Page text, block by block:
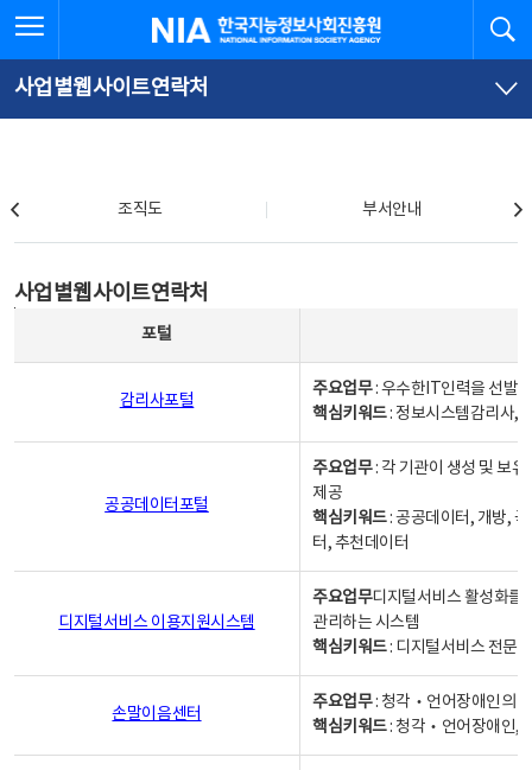
문
로
가
체
뉴
바
가
한국지능정보사회진흥원
사업별웹사이트연락처
조직도 부서안내
사업별웹사이트연락처
포털
감리사포털
주요업무: 우수한IT인력을 선발
핵심키워드: 정보시스템감리사,
공공데이터포털
주요업무: 각 기관이 생성 및 보
제공
핵심키워드: 공공데이터, 개방,
터, 추천데이터
디지털서비스 이용지원시스템
주요업무디지털서비스 활성화를
관리하는 시스템
핵심키워드: 디지털서비스 전문
손말이음센터
주요업무: 청각‧언어장애인의
핵심키워드: 청각‧언어장애인,